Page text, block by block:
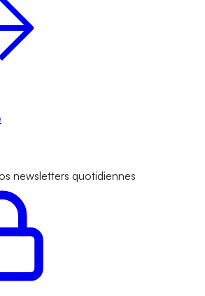
newsletters quotidiennes